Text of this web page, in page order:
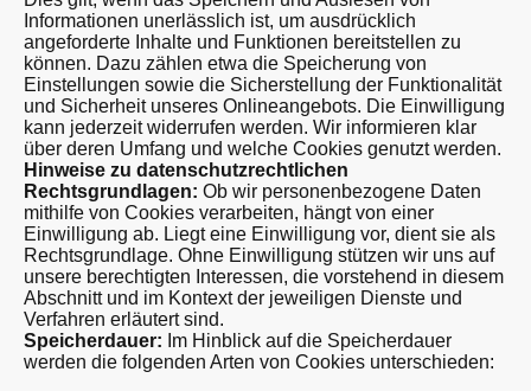
Informationen unerlässlich ist, um ausdrücklich
angeforderte Inhalte und Funktionen bereitstellen zu
können. Dazu zählen etwa die Speicherung von
Einstellungen sowie die Sicherstellung der Funktionalität
und Sicherheit unseres Onlineangebots. Die Einwilligung
kann jederzeit widerrufen werden. Wir informieren klar
über deren Umfang und welche Cookies genutzt werden.
Hinweise zu datenschutzrechtlichen
Rechtsgrundlagen: Ob wir personenbezogene Daten
mithilfe von Cookies verarbeiten, hängt von einer
Einwilligung ab. Liegt eine Einwilligung vor, dient sie als
Rechtsgrundlage. Ohne Einwilligung stützen wir uns auf
unsere berechtigten Interessen, die vorstehend in diesem
Abschnitt und im Kontext der jeweiligen Dienste und
Verfahren erläutert sind.
Speicherdauer: Im Hinblick auf die Speicherdauer
werden die folgenden Arten von Cookies unterschieden: